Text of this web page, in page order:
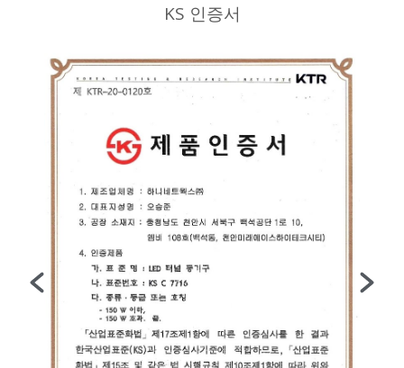
KS 인증서